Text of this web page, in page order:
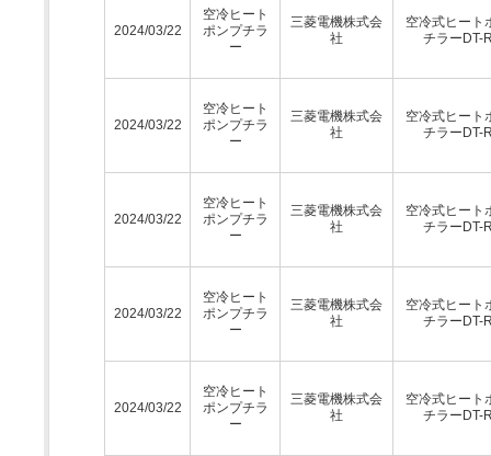
2024/03/22
空冷ヒート
ポンプチラ
ー
三菱電機株式会
社
空冷式ヒート
チラーDT-
2024/03/22
空冷ヒート
ポンプチラ
ー
三菱電機株式会
社
空冷式ヒート
チラーDT-
2024/03/22
空冷ヒート
ポンプチラ
ー
三菱電機株式会
社
空冷式ヒート
チラーDT-
2024/03/22
空冷ヒート
ポンプチラ
ー
三菱電機株式会
社
空冷式ヒート
チラーDT-
2024/03/22
空冷ヒート
ポンプチラ
ー
三菱電機株式会
社
空冷式ヒート
チラーDT-